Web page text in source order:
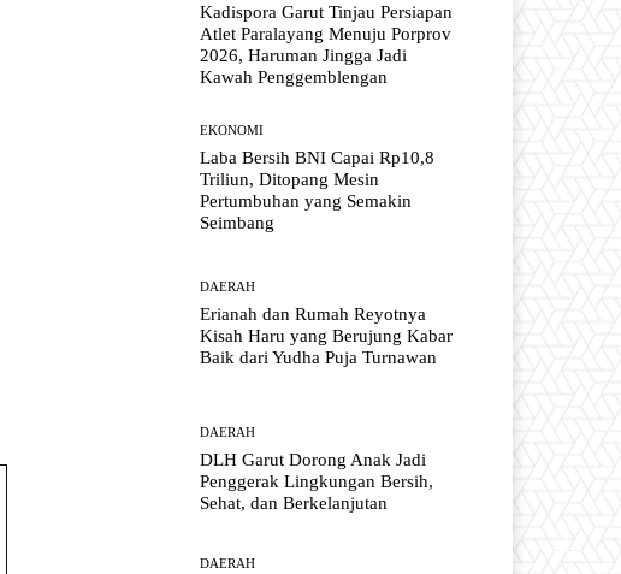
Kadispora Garut Tinjau Persiapan
Atlet Paralayang Menuju Porprov
2026, Haruman Jingga Jadi
Kawah Penggemblengan
EKONOMI
Laba Bersih BNI Capai Rp10,8
Triliun, Ditopang Mesin
Pertumbuhan yang Semakin
Seimbang
DAERAH
Erianah dan Rumah Reyotnya
Kisah Haru yang Berujung Kabar
Baik dari Yudha Puja Turnawan
DAERAH
DLH Garut Dorong Anak Jadi
Penggerak Lingkungan Bersih,
Sehat, dan Berkelanjutan
DAERAH